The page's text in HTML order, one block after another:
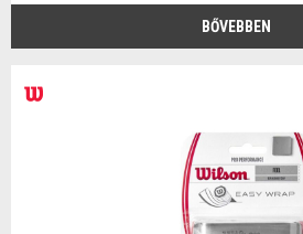
BŐVEBBEN